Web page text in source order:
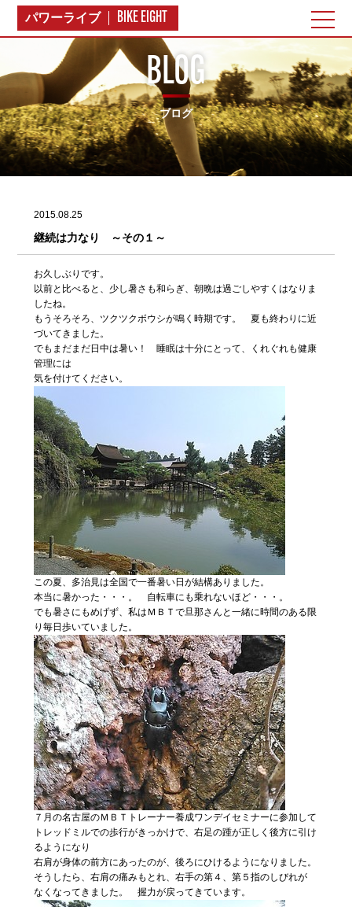
パワーライブ BIKE EIGHT
BLOG
ブログ
2015.08.25
継続は力なり ～その１～
お久しぶりです。
以前と比べると、少し暑さも和らぎ、朝晩は過ごしやすくはなりま
したね。
もうそろそろ、ツクツクボウシが鳴く時期です。 夏も終わりに近
づいてきました。
でもまだまだ日中は暑い！ 睡眠は十分にとって、くれぐれも健康
管理には
気を付けてください。
この夏、多治見は全国で一番暑い日が結構ありました。
本当に暑かった・・・。 自転車にも乗れないほど・・・。
でも暑さにもめげず、私はＭＢＴで旦那さんと一緒に時間のある限
り毎日歩いていました。
７月の名古屋のＭＢＴトレーナー養成ワンデイセミナーに参加して
トレッドミルでの歩行がきっかけで、右足の踵が正しく後方に引け
るようになり
右肩が身体の前方にあったのが、後ろにひけるようになりました。
そうしたら、右肩の痛みもとれ、右手の第４、第５指のしびれが
なくなってきました。 握力が戻ってきています。